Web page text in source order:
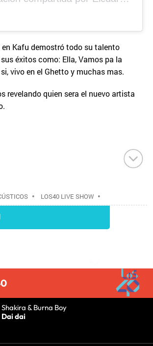
Kafu demostró todo su talento
éxitos como: Ella, Vamos pa la
vivo en el Ghetto y muchas mas.
revelando quien sera el nuevo artista
• LOS40 LIVE SHOW •
•EVENTOS MUSICALES•
CULTURAL
•MÚSICA•GRUPO
COMUNICACIÓN•
Shakira & Burna Boy
Dai dai